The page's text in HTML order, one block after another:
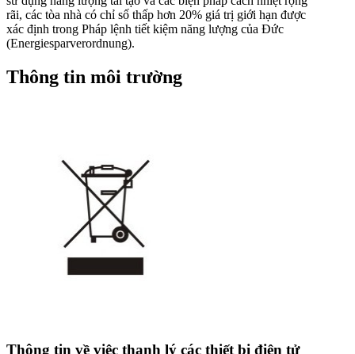
rãi, các tòa nhà có chỉ số thấp hơn 20% giá trị giới hạn được
xác định trong Pháp lệnh tiết kiệm năng lượng của Đức
(Energiesparverordnung).
Thông tin môi trường
Thông tin về việc thanh lý các thiết bị điện tử